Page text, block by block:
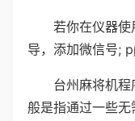
若你在仪器
导，添加微信号;
台州麻将机
般是指通过一些